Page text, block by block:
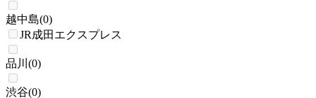
越中島(0)
JR成田エクスプレス
品川 (0)
渋谷(0)